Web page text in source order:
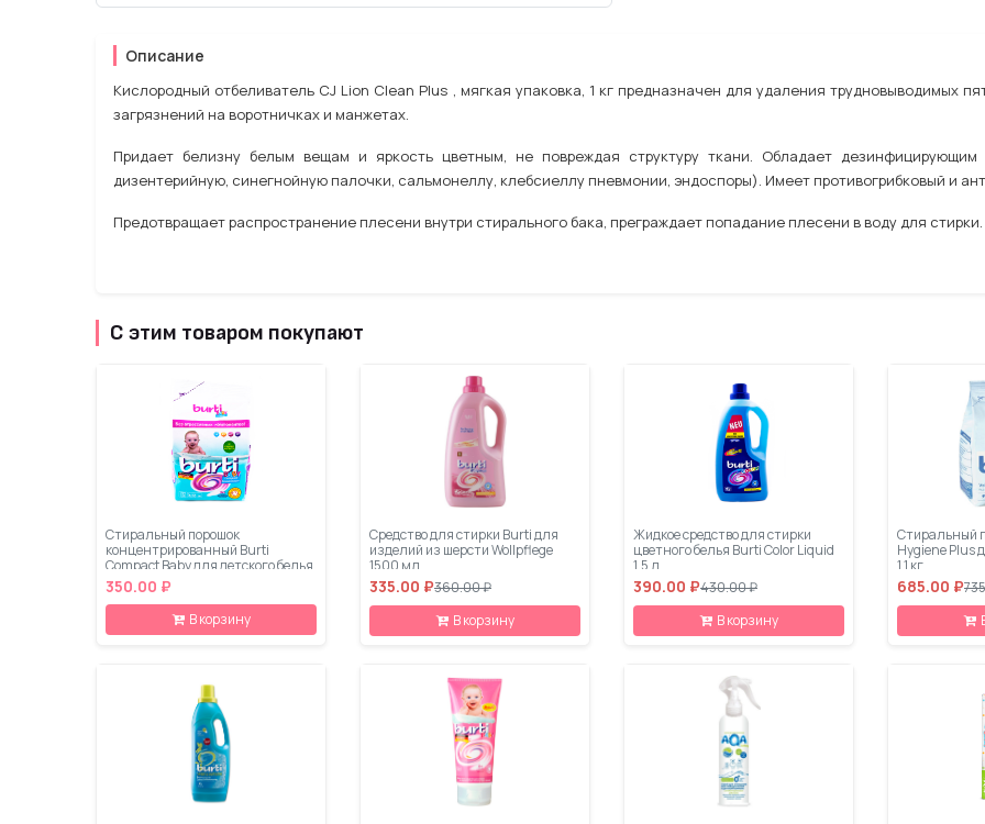
Описание
Кислородный отбеливатель CJ Lion Clean Plus , мягкая упаковка, 1 кг предназначен для удаления трудновыводимых
загрязнений на воротничках и манжетах.
Придает белизну белым вещам и яркость цветным, не повреждая структуру ткани. Обладает
дизентерийную, синегнойную палочки, сальмонеллу, клебсиеллу пневмонии, эндоспоры). Имеет противогрибковый и
Предотвращает распространение плесени внутри стирального бака, преграждает попадание плесени в воду для стирки.
С этим товаром покупают
Стиральный порошок
концентрированный Burti
Compact Baby для детского белья
0.9 кг
350.00 ₽
В корзину
Средство для стирки Burti для
изделий из шерсти Wollpflege
1500 мл
335.00 ₽360.00 ₽
В корзину
Жидкое средство для стирки
цветного белья Burti Color Liquid
1.5 л
390.00 ₽430.00 ₽
В корзину
Стиральный
Hygiene Plus
1.1 кг
685.00 ₽